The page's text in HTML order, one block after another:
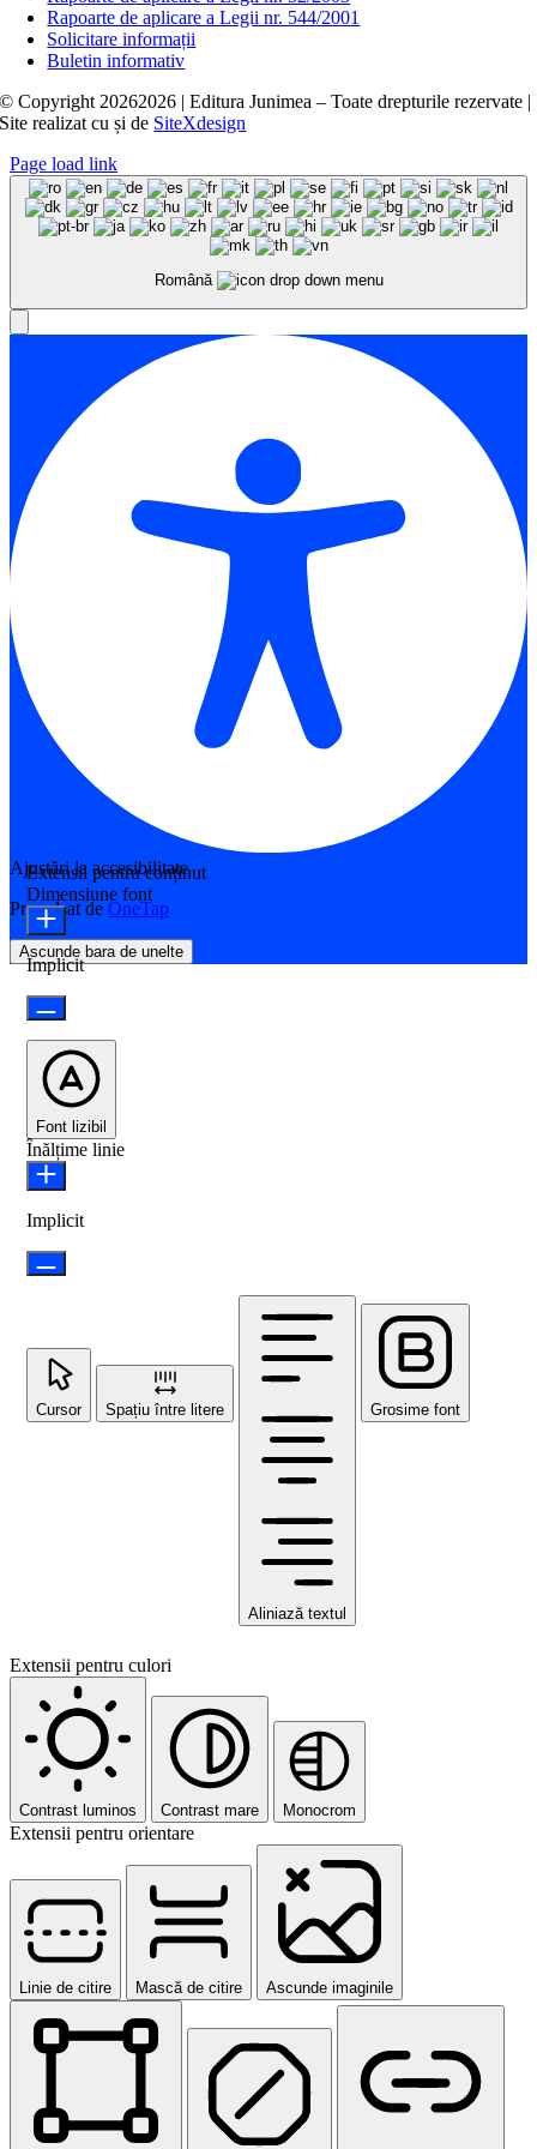
Rapoarte de aplicare a Legii nr. 544/2001
Solicitare informații
Buletin informativ
© Copyright 20262026 | Editura Junimea – Toate drepturile rezervate |
Site realizat cușide SiteXdesign
Page load link
Română
Ajustări la accesibilitate
Propulsat de OneTap
Ascunde bara de unelte
Extensii pentru conținut
Dimensiune font
Implicit
Font lizibil
Înălțime linie
Implicit
Cursor Spațiu între litere
Aliniază textul
Grosime font
Extensii pentru culori
Contrast luminos Contrast mare Monocrom
Extensii pentru orientare
Linie de citire Mască de citire Ascunde imaginile